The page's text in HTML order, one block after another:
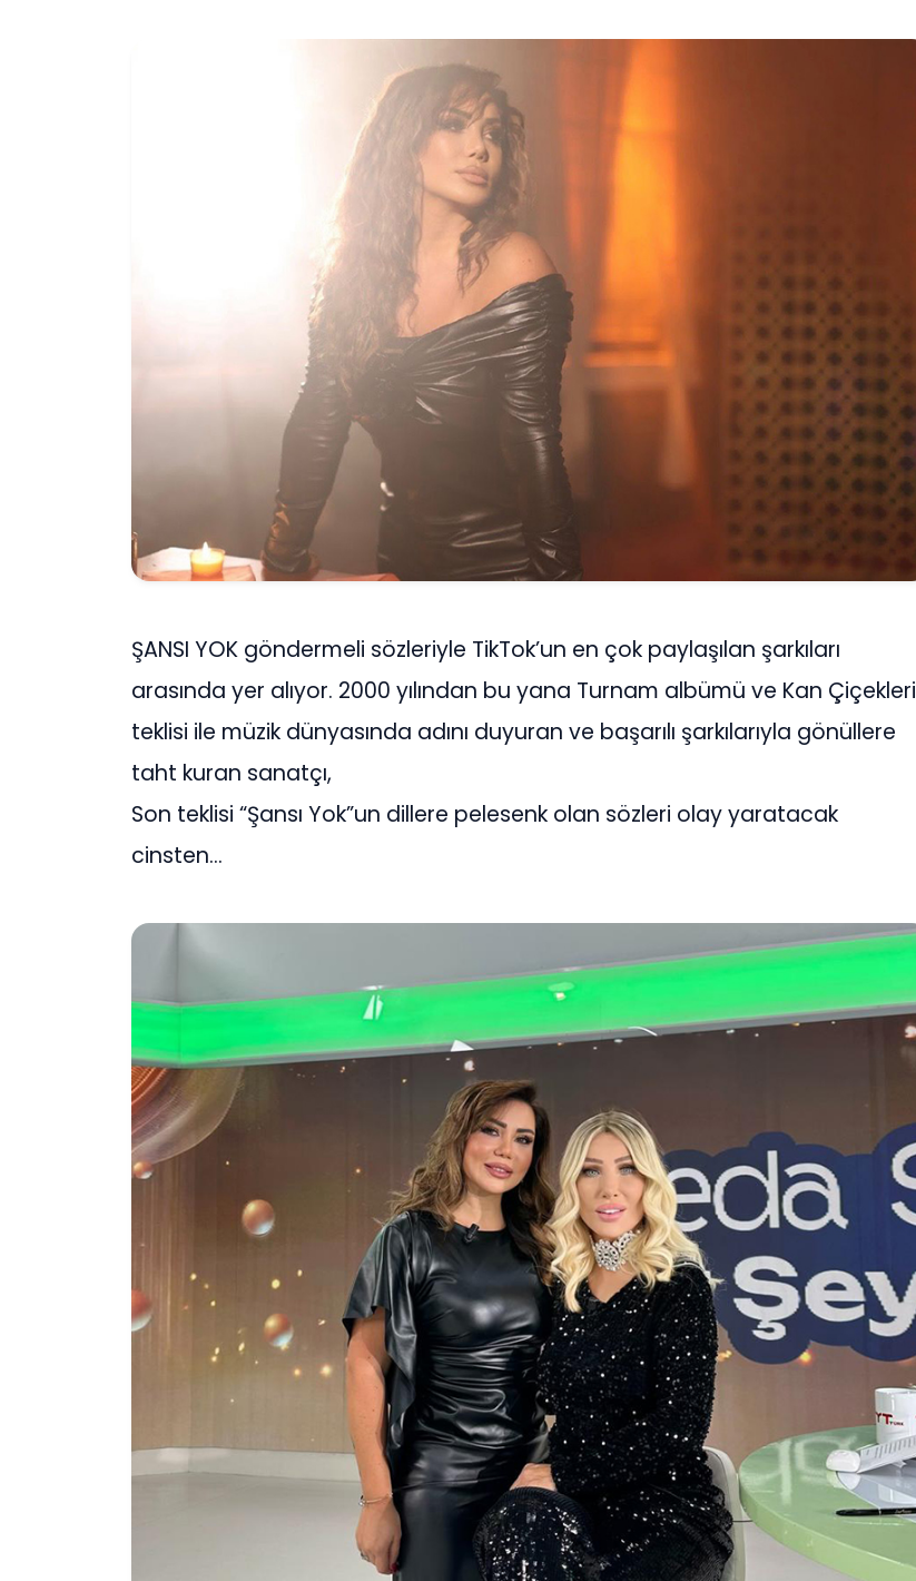
ŞANSI YOK göndermeli sözleriyle TikTok’un en çok paylaşılan şarkıları
arasında yer alıyor. 2000 yılından bu yana Turnam albümü ve Kan Çiçekleri
teklisi ile müzik dünyasında adını duyuran ve başarılı şarkılarıyla gönüllere
taht kuran sanatçı,
Son teklisi “Şansı Yok”un dillere pelesenk olan sözleri olay yaratacak
cinsten…